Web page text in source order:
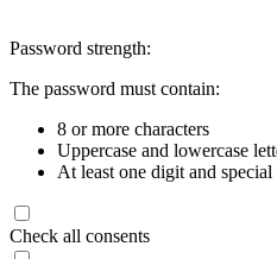
Password strength:
The password must contain:
8 or more characters
Uppercase and lowercase
At least one digit and special
Check all consents